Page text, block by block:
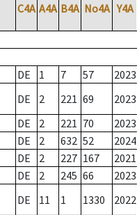
C4A A4A B4A No4A Y4A
DE 1 7 57 2023
DE 2 221 69 2023
DE 2 221 70 2023
DE 2 632 52 2024
DE 2 227 167 2021
DE 2 245 66 2023
DE 11 1 1330 2022